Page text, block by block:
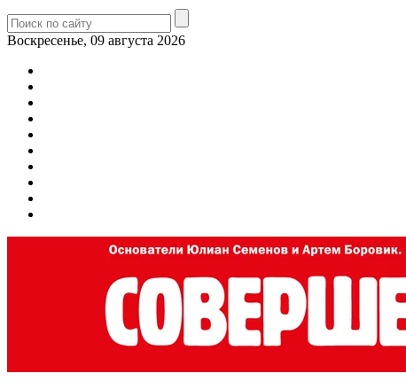
Воскресенье, 09 августа 2026